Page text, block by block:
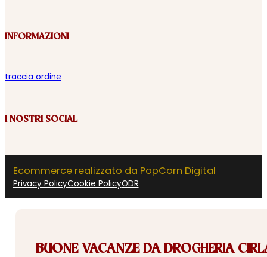
INFORMAZIONI
traccia ordine
I NOSTRI SOCIAL
Ecommerce realizzato da PopCorn Digital
Privacy PolicyCookie PolicyODR
BUONE VACANZE DA DROGHERIA